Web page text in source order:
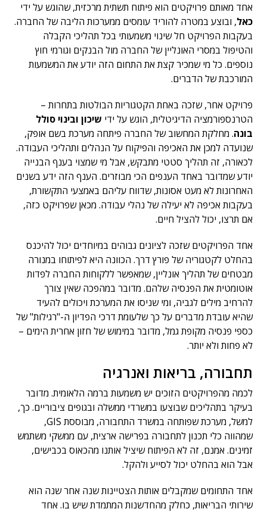
אחד מאותם פרויקטים הוא פיתוח תשתית מרכזית, שהוגש על ידי
כאל, ובוצע במטרה להוריד עומסים ממערכות הליבה של החברה.
בעקבות הפרויקט חל שינוי משמעותי בכל תהליכי הקבלה
והטיפול במסרי האונליין של החברה מול הבנקים וגורמי חוץ
נוספים. כל מי שמכיר קצת את התחום הזה יודע את המשמעות
המורכבת של הדברים.
פרויקט אחר, שזכה באחת הקטגוריות הבולטות בתחרות –
הטרנספורמציה הדיגיטלית, הוגש על ידי שיכון ובינוי סולל
בונה. מחלקת המחשוב של החברה פיתחה מערכת בשם אופק,
שנועדה למכן את האכיפה והפיקוח על הנהלים ותהליכי העבודה.
לכאורה, זה תהליך סטטי מתבקש, אבל מי שמצוי בענף הבנייה
יודע שמדובר באחד הענפים הכי מבוזרים. הענף הזה ידע בשנים
האחרונות לא מעט אסונות, שדווח עליהם באמצעי התקשורת,
בעקבות אכיפה לא יעילה של נהלי עבודה. מכאן שפרויקט כזה,
אם תרצו, יכול להציל חיים.
אחד הפרויקטים שזכה לציונים גבוהים במיוחדים יכול להיכנס
בהחלט לקטגוריה של פורץ דרך. הכוונה היא לפיתוחו במנורה
מבטחים של תהליך אונליין, שמאפשר ללקוחות החברה לפדות
אוטומטית את הפנסיה שלהם. מדובר במהפכה שאין צורך
להרחיב מילים לגביה, ומי שניסו את המערכת ויכולים להעיד
שהיא עובדת מדברים על כך שלעומת דרכי הפדיון ה-"רגילות" של
כספי פנסיה מקופת גמל, מדובר במימוש של חזון אחרית הימים –
לא פחות ולא יותר.
תחבורה, בריאות ואנרגיה
לכמה מהפרויקטים הזוכים יש משמעות ברמה הלאומית. מדובר
בעיקר בתהליכים שבוצעו במשרדי ממשלה ובגופים ציבוריים. כך,
למשל, מערכת שפותחה במשרד התחבורה, מבוססת GIS,
שמהווה כלי תכנון לתחבורה בפרישה ארצית, עם ממשקי משתמש
זמינים. אמנם, זה לא הפיתוח שיציל אותנו מהכאוס בכבישים,
אבל הוא בהחלט יכול לסייע ולהקל.
אחד התחומים שמקבלים אותות הצטיינות שנה אחר שנה הוא
שירותי הבריאות, כחלק מהחדשנות המתמדת שיש בו. אחד